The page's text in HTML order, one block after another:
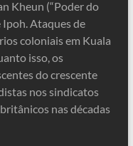
Kheun (“Poder do
Ipoh. Ataques de
coloniais em Kuala
isso, os
do crescente
nos sindicatos
nas décadas